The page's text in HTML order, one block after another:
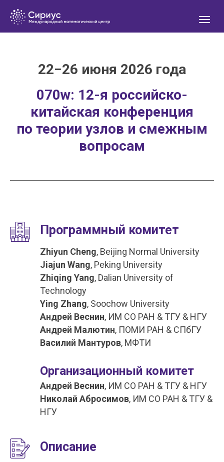
22−26 июня 2026 года
070w: 12-я российско-
китайская конференция
по теории узлов и смежным
вопросам
Программный комитет
Zhiyun Cheng, Beijing Normal University
Jiajun Wang, Peking University
Zhiqing Yang, Dalian University of
Technology
Ying Zhang, Soochow University
Андрей Веснин, ИМ СО РАН & ТГУ & НГУ
Андрей Малютин, ПОМИ РАН & СПбГУ
Василий Мантуров, МФТИ
Организационный комитет
Андрей Веснин, ИМ СО РАН & ТГУ & НГУ
Николай Абросимов, ИМ СО РАН & ТГУ &
НГУ
Описание